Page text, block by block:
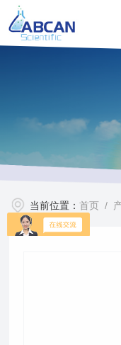
当前位置：首页 /